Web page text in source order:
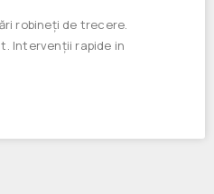
robineți de trecere.
Intervenții rapide in